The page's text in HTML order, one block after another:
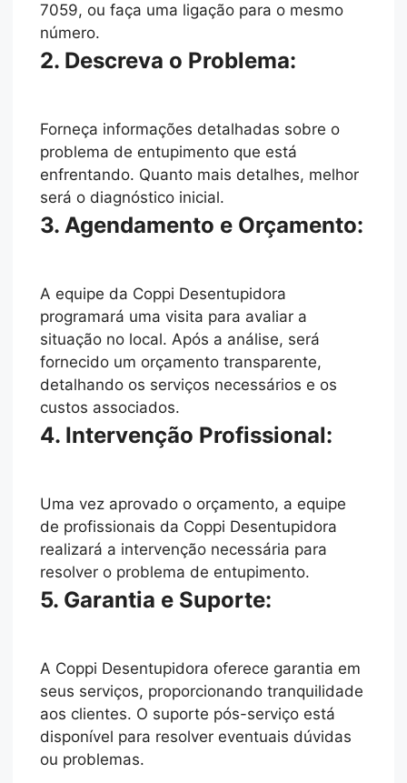
7059, ou faça uma ligação para o mesmo
número.
2. Descreva o Problema:
Forneça informações detalhadas sobre o
problema de entupimento que está
enfrentando. Quanto mais detalhes, melhor
será o diagnóstico inicial.
3. Agendamento e Orçamento:
A equipe da Coppi Desentupidora
programará uma visita para avaliar a
situação no local. Após a análise, será
fornecido um orçamento transparente,
detalhando os serviços necessários e os
custos associados.
4. Intervenção Profissional:
Uma vez aprovado o orçamento, a equipe
de profissionais da Coppi Desentupidora
realizará a intervenção necessária para
resolver o problema de entupimento.
5. Garantia e Suporte:
A Coppi Desentupidora oferece garantia em
seus serviços, proporcionando tranquilidade
aos clientes. O suporte pós-serviço está
disponível para resolver eventuais dúvidas
ou problemas.